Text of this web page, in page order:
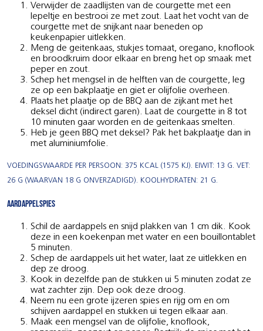
Verwijder de zaadlijsten van de courgette met een
lepeltje en bestrooi ze met zout. Laat het vocht van de
courgette met de snijkant naar beneden op
keukenpapier uitlekken.
Meng de geitenkaas, stukjes tomaat, oregano, knoflook
en broodkruim door elkaar en breng het op smaak met
peper en zout.
Schep het mengsel in de helften van de courgette, leg
ze op een bakplaatje en giet er olijfolie overheen.
Plaats het plaatje op de BBQ aan de zijkant met het
deksel dicht (indirect garen). Laat de courgette in 8 tot
10 minuten gaar worden en de geitenkaas smelten.
Heb je geen BBQ met deksel? Pak het bakplaatje dan in
met aluminiumfolie.
VOEDINGSWAARDE PER PERSOON: 375 KCAL (1575 KJ). EIWIT: 13 G. VET:
26 G (WAARVAN 18 G ONVERZADIGD). KOOLHYDRATEN: 21 G.
Aardappelspies
Schil de aardappels en snijd plakken van 1 cm dik. Kook
deze in een koekenpan met water en een bouillontablet
5 minuten.
Schep de aardappels uit het water, laat ze uitlekken en
dep ze droog.
Kook in dezelfde pan de stukken ui 5 minuten zodat ze
wat zachter zijn. Dep ook deze droog.
Neem nu een grote ijzeren spies en rijg om en om
schijven aardappel en stukken ui tegen elkaar aan.
Maak een mengsel van de olijfolie, knoflook,